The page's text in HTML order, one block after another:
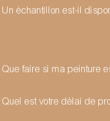
Un échantillon est-il
Que faire si ma peinture
Quel est votre délai de